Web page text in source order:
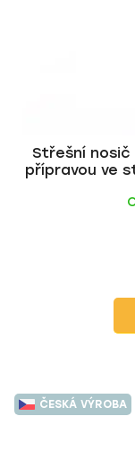
Střešní
přípravou ve
ČESKÁ VÝROBA